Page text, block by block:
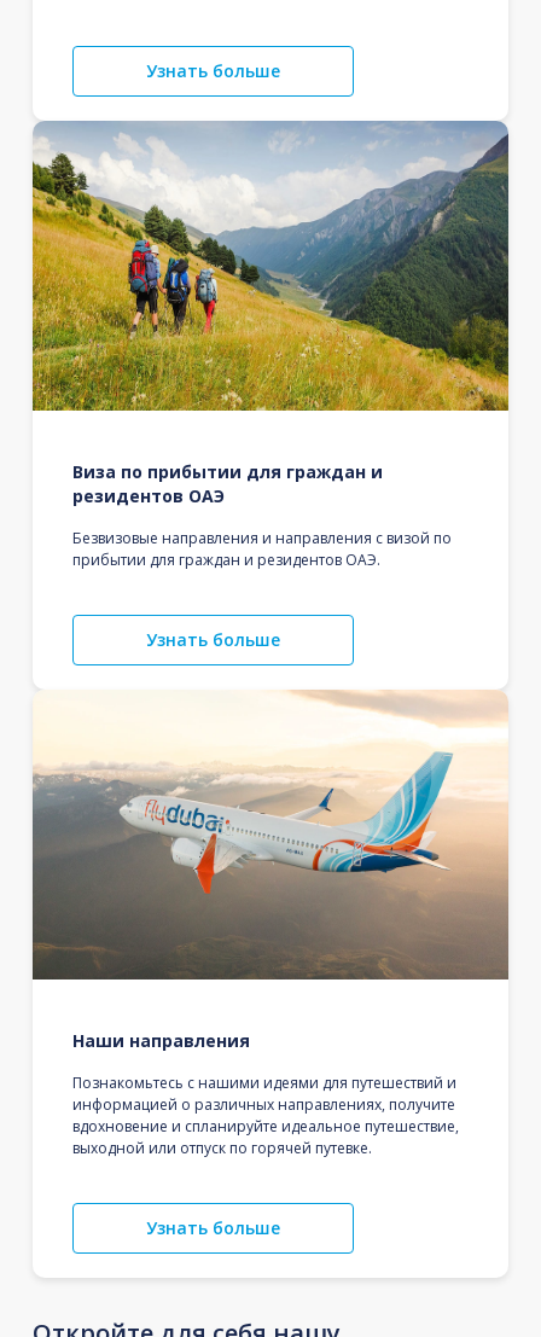
Узнать больше
Виза по прибытии для граждан и
резидентов ОАЭ
Безвизовые направления и направления с визой по
прибытии для граждан и резидентов ОАЭ.
Узнать больше
Наши направления
Познакомьтесь с нашими идеями для путешествий и
информацией о различных направлениях, получите
вдохновение и спланируйте идеальное путешествие,
выходной или отпуск по горячей путевке.
Узнать больше